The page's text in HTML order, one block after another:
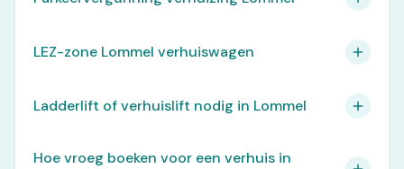
LEZ-zone Lommel verhuiswagen
Ladderlift of verhuislift nodig in Lommel
Hoe vroeg boeken voor een verhuis in